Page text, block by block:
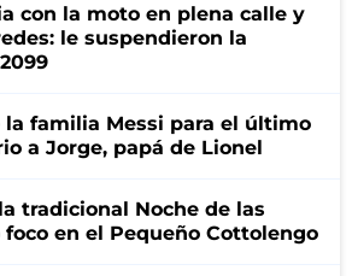
con la moto en plena calle y
le suspendieron la
la familia Messi para el último
a Jorge, papá de Lionel
tradicional Noche de las
en el Pequeño Cottolengo